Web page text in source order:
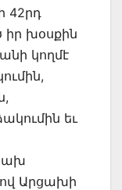
42րդ
խօսքին
կողմէ
եւ
Արցախի